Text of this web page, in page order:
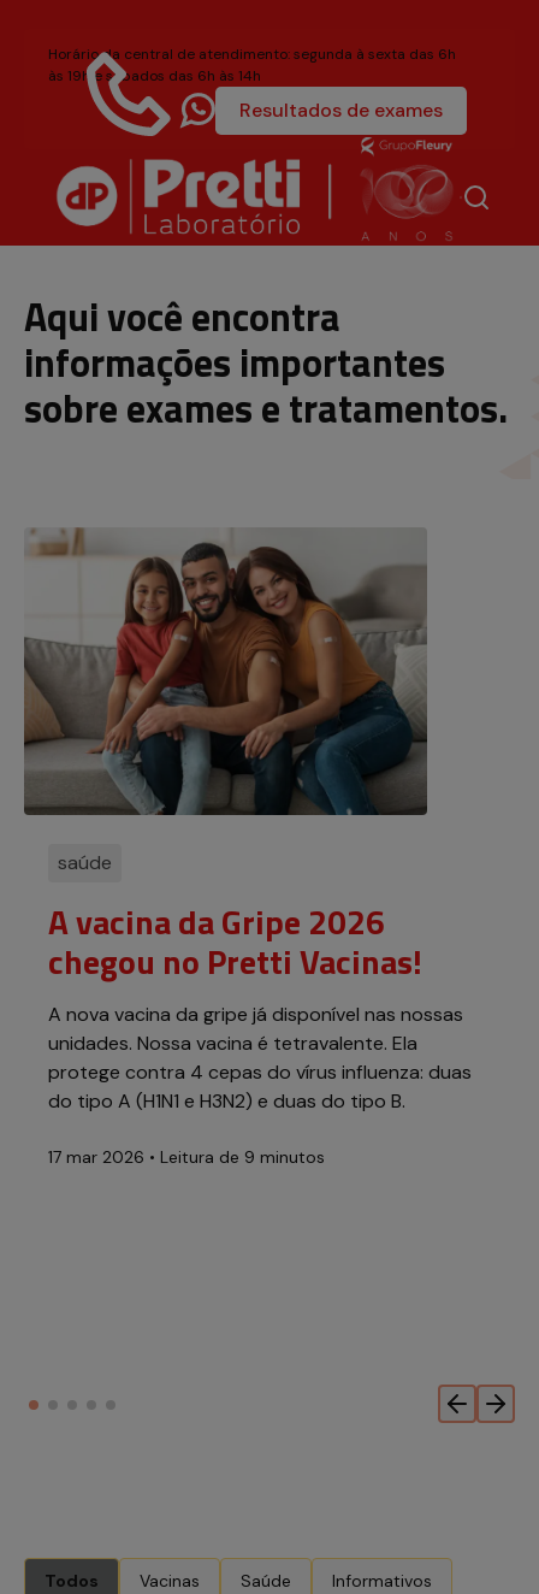
Horário da central de atendimento: segunda à sexta das 6h
às 19h e sábados das 6h às 14h
4004-6581
Resultados de exames
Título acessível, mas invisívela
Aqui você encontra
informações importantes
sobre exames e tratamentos.
saúde
A vacina da Gripe 2026
chegou no Pretti Vacinas!
A nova vacina da gripe já disponível nas nossas
unidades. Nossa vacina é tetravalente. Ela
protege contra 4 cepas do vírus influenza: duas
do tipo A (H1N1 e H3N2) e duas do tipo B.
17 mar 2026 • Leitura de 9 minutos
Todos Vacinas Saúde Informativos